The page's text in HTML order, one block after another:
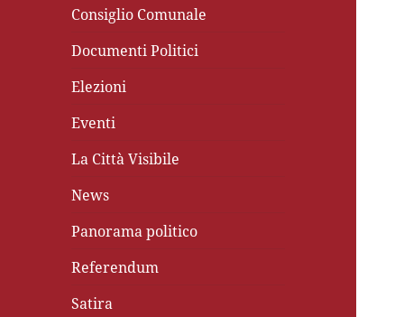
Consiglio Comunale
Documenti Politici
Elezioni
Eventi
La Città Visibile
News
Panorama politico
Referendum
Satira